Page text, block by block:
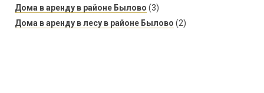
Дома в аренду в районе Былово (3)
Дома в аренду в лесу в районе Былово (2)